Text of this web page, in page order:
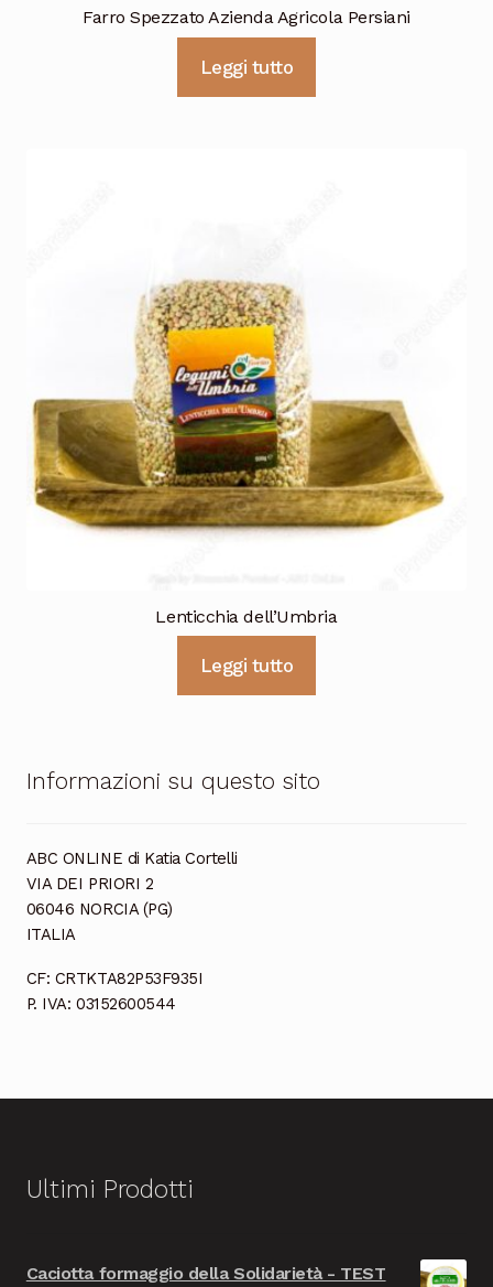
Farro Spezzato Azienda Agricola Persiani
Leggi tutto
Lenticchia dell’Umbria
Leggi tutto
Informazioni su questo sito
ABC ONLINE di Katia Cortelli
VIA DEI PRIORI 2
06046 NORCIA (PG)
ITALIA
CF: CRTKTA82P53F935I
P. IVA: 03152600544
Ultimi Prodotti
Caciotta formaggio della Solidarietà - TEST